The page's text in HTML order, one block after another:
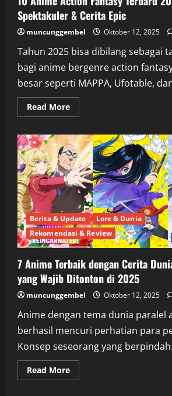
Spektakuler & Cerita Epic
muncunggembel Oktober 12, 2025
Tahun 2025 bisa dibilang sebagai
bagi anime bergenre action
besar seperti MAPPA, Ufotable,
Read MoreRead
more
Anime
Action
Fantasy
Terbaru
2025
dengan
Visual
Spektakuler
Cerita
Epic
Berita & Update
Lore & Dunia
Rekomendasi & Review
7 Anime Terbaik dengan Cerita
yang Wajib Ditonton di 2025
muncunggembel Oktober 12, 2025
Anime dengan tema dunia paralel
berhasil mencuri perhatian para
Konsep seseorang yang
Read MoreRead
more